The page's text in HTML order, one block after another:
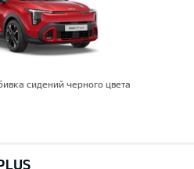
сидений черного цвета